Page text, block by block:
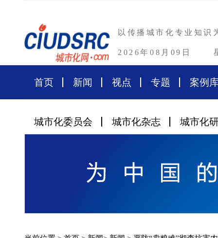
以传播城市化专业知识
2026年08月09日
首页 新闻 视点 专题 案例
城市化委员会 城市化杂志 城市化